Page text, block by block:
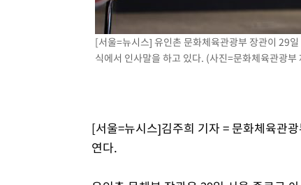
[속보]합수본, '투표율 허위 입력' 중앙·서울·경기도
[서울=뉴시스] 유인촌 문화체육관광부 장관이 29
식에서 인사말을 하고 있다. (사진=문화체육관광
[서울=뉴시스]김주희 기자 = 문화체육관
연다.